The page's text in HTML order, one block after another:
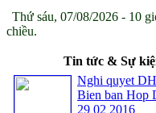
Thứ sáu, 07/08/2026 - 10
chiều.
Tin tức & Sự
Nghi quyet
Bien ban Hop
29 02 2016